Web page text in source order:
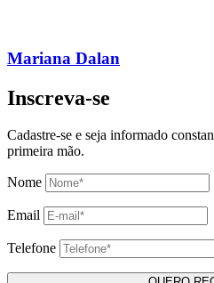
Mariana Dalan
Inscreva-se
Cadastre-se e seja informado
primeira mão.
Nome
Email
Telefone